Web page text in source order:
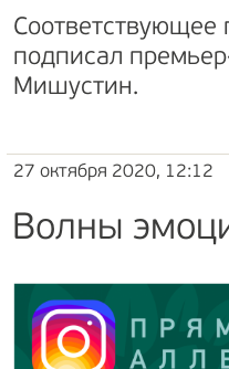
Соответствующее
подписал
Мишустин.
27 октября 2020, 12:12
Волны